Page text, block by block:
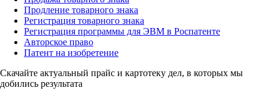
Продление товарного знака
Регистрация товарного знака
Регистрация программы для ЭВМ в Роспатенте
Авторское право
Патент на изобретение
Скачайте актуальный прайс и картотеку дел, в которых мы
добились результата